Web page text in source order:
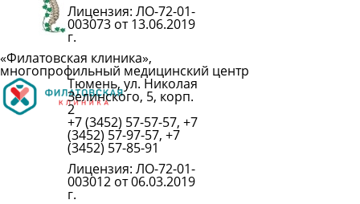
Лицензия: ЛО-72-01-
003073 от 13.06.2019
г.
«Филатовская клиника»,
многопрофильный медицинский центр
Тюмень, ул. Николая
Зелинского, 5, корп.
2
+7 (3452) 57-57-57, +7
(3452) 57-97-57, +7
(3452) 57-85-91
Лицензия: ЛО-72-01-
003012 от 06.03.2019
г.